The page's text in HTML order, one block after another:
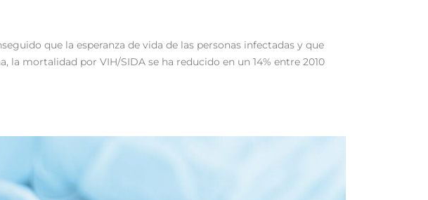
que la esperanza de vida de las personas infectadas y que
mortalidad por VIH/SIDA se ha reducido en un 14% entre 2010